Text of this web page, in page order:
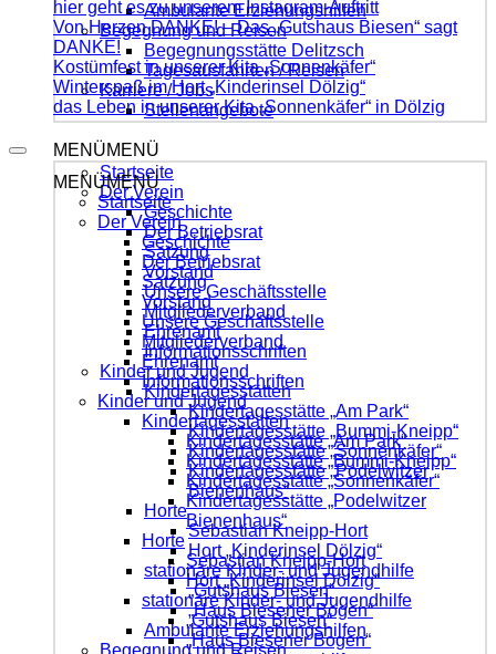
Ambulante Erziehungshilfen
Begegnung und Reisen
Begegnungsstätte Delitzsch
Tagesausfahrten / Reisen
Karriere / Jobs
Stellenangebote
MENÜMENÜ
Startseite
Der Verein
Geschichte
Der Betriebsrat
Satzung
Vorstand
Unsere Geschäftsstelle
Mitgliederverband
Ehrenamt
Informationsschriften
Kinder und Jugend
Kindertagesstätten
Kindertagesstätte „Am Park“
Kindertagesstätte „Bummi-Kneipp“
Kindertagesstätte „Sonnenkäfer“
Kindertagesstätte „Podelwitzer
Bienenhaus“
Horte
Sebastian Kneipp-Hort
Hort „Kinderinsel Dölzig“
stationäre Kinder- und Jugendhilfe
„Gutshaus Biesen“
„Haus Biesener Bogen“
Ambulante Erziehungshilfen
Begegnung und Reisen
hier geht es zu unserem Instagram-Auftritt
Von Herzen DANKE! – Das „Gutshaus Biesen“ sagt
DANKE!
Kostümfest in unserer Kita „Sonnenkäfer“
Winterspaß im Hort „Kinderinsel Dölzig“
das Leben in unserer Kita „Sonnenkäfer“ in Dölzig
MENÜMENÜ
Startseite
Der Verein
Geschichte
Der Betriebsrat
Satzung
Vorstand
Unsere Geschäftsstelle
Mitgliederverband
Ehrenamt
Informationsschriften
Kinder und Jugend
Kindertagesstätten
Kindertagesstätte „Am Park“
Kindertagesstätte „Bummi-Kneipp“
Kindertagesstätte „Sonnenkäfer“
Kindertagesstätte „Podelwitzer
Bienenhaus“
Horte
Sebastian Kneipp-Hort
Hort „Kinderinsel Dölzig“
stationäre Kinder- und Jugendhilfe
„Gutshaus Biesen“
„Haus Biesener Bogen“